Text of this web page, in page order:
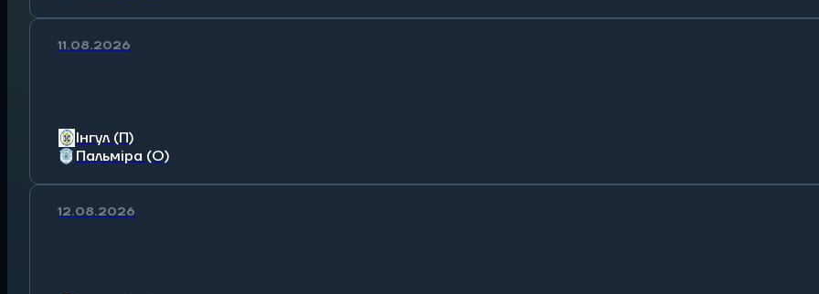
11.08.2026
Інгул (П)
Пальміра (О)
12.08.2026